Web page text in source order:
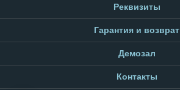
Реквизиты
Гарантия и возврат
Демозал
Контакты